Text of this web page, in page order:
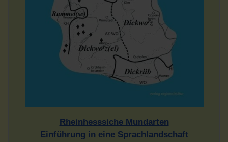
Rheinhesssiche Mundarten
Einführung in eine Sprachlandschaft